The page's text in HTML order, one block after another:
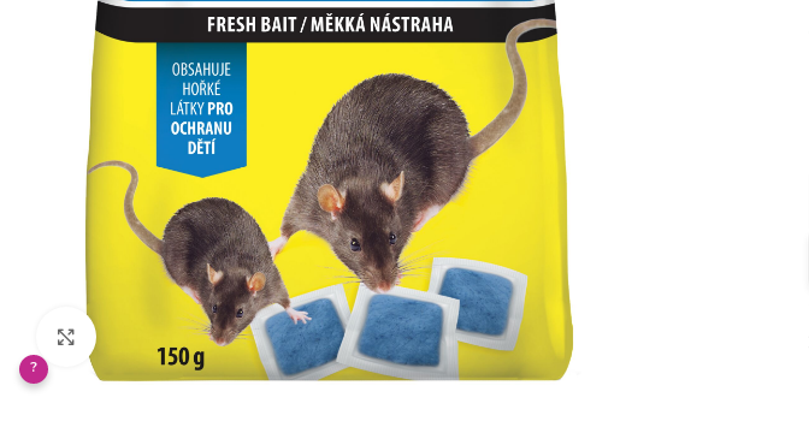
Klikněte pro zvětšení
?